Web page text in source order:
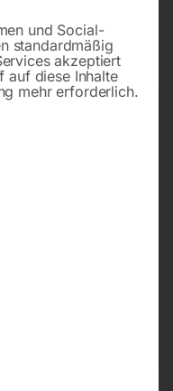
und Social-
standardmäßig
akzeptiert
auf diese Inhalte
mehr erforderlich.